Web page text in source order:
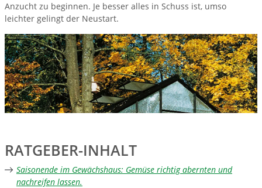
Anzucht zu beginnen. Je besser alles in Schuss ist, umso
leichter gelingt der Neustart.
RATGEBER-INHALT
Saisonende im Gewächshaus: Gemüse richtig abernten und
nachreifen lassen.